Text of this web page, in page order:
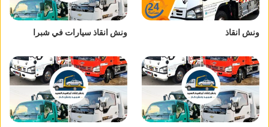
ونش انقاذ ونش انقاذ سيارات في شبرا